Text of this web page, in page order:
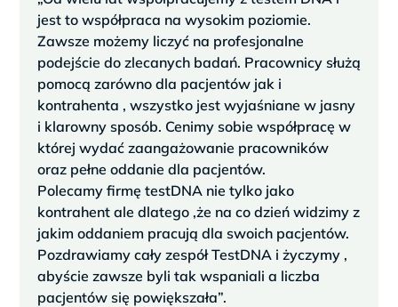
jest to współpraca na wysokim poziomie.
Zawsze możemy liczyć na profesjonalne
podejście do zlecanych badań. Pracownicy służą
pomocą zarówno dla pacjentów jak i
kontrahenta , wszystko jest wyjaśniane w jasny
i klarowny sposób. Cenimy sobie współpracę w
której wydać zaangażowanie pracowników
oraz pełne oddanie dla pacjentów.
Polecamy firmę testDNA nie tylko jako
kontrahent ale dlatego ,że na co dzień widzimy z
jakim oddaniem pracują dla swoich pacjentów.
Pozdrawiamy cały zespół TestDNA i życzymy ,
abyście zawsze byli tak wspaniali a liczba
pacjentów się powiększała”.